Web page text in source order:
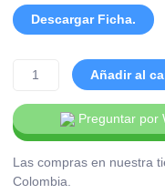
Descargar Ficha.
Añadir al
Preguntar por
Las compras en nuestra
Colombia.